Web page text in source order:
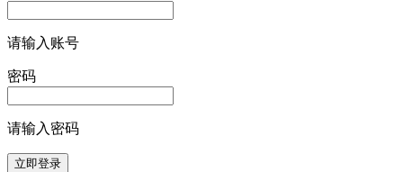
请输入账号
密码
请输入密码
立即登录